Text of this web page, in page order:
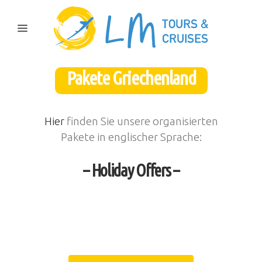
Pakete Griechenland
Hierfinden Sie unsere organisierten
Pakete in englischer Sprache:
– Holiday Offers –